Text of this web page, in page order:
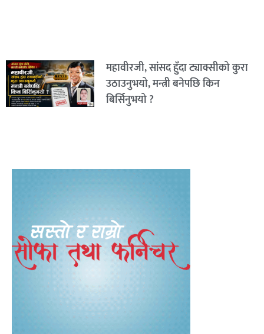
महावीरजी, सांसद हुँदा ट्याक्सीको कुरा
उठाउनुभयो, मन्त्री बनेपछि किन
बिर्सिनुभयो ?